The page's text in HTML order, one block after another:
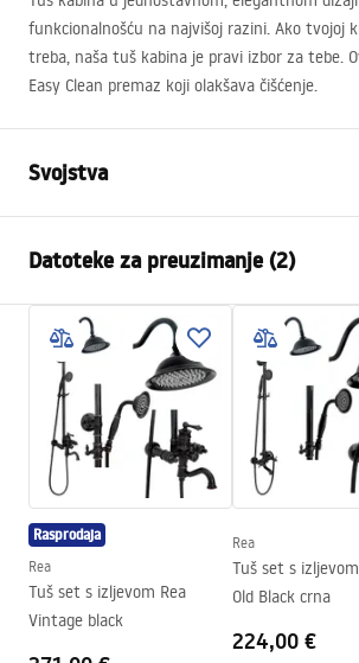
funkcionalnošću na najvišoj razini. Ako tvojoj
treba, naša tuš kabina je pravi izbor za tebe.
Easy Clean premaz koji olakšava čišćenje.
Svojstva
stijenka)
Boja
Brushed
Tip kabine
Do zida
Boja stakla
Način otvaranja
zakretni
Seria
Atlas
Montaža
Na tuš
Visina (mm)
Smjer kabine
Lijevo ili
Jamstvo
24 mjeseca
Da, na
Datoteke za preuzimanje (2)
Warunki bezpieczeństwa
WARUNKI BEZPIECZENSTWA KABINY DRZWI
PARAWANY.pdf
Manual
Rasprodaja
Rea
Tuš set s izljevom Rea
Vintage black
Rea
Tuš set s
Old Black crna
224,00 €